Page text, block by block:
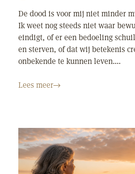
De dood is voor mij niet minder
Ik weet nog steeds niet waar
eindigt, of er een bedoeling
en sterven, of dat wij betekenis
onbekende te kunnen leven....
Lees meer